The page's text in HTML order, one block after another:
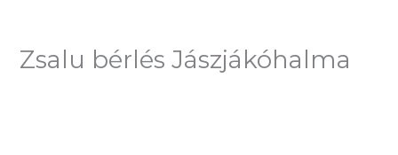
Zsalu bérlés Jászjákóhalma